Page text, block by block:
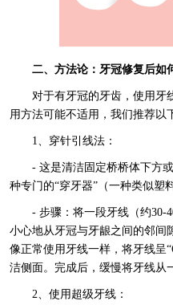
二、方法论：牙冠修复后如
对于有牙冠的牙齿，使用牙
用方法可能不适用，我们推荐以
1、穿针引线法：
- 这是清洁固定桥桥体下方
种专门的“穿牙器”（一种类似塑
- 步骤：将一段牙线（约30-
小心地从牙冠与牙龈之间的邻间
像正常使用牙线一样，将牙线呈
洁侧面。完成后，缓慢将牙线从
2、使用超级牙线：